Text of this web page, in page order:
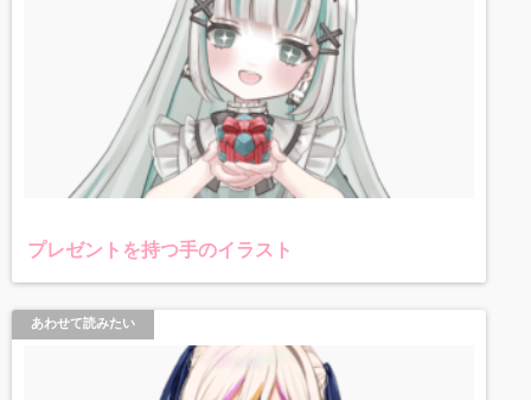
プレゼントを持つ手のイラスト
あわせて読みたい